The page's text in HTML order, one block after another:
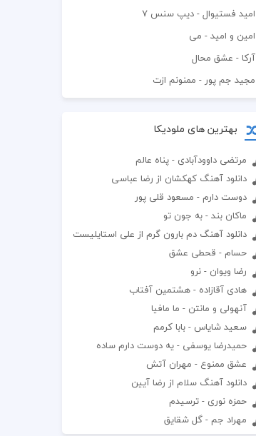
اميد فستيوال - ديپ سنس ۷
امین و امید - می
آرکا - عشق محال
مجید جم پور - ممنونم ازت
بهترین های ملودیکا
مرتضی داوودآبادی - پناه عالم
دانلود آهنگ کهکشان از رضا عباسی
دوست دارم - مسعود قلی پور
ماکان بند - به جون تو
دانلود آهنگ دم بارون گرم از علی استایلیست
حسام - قحطی عشق
رضا ویوان - نرو
هادی آقازاده - هشتمین آفتاب
آنهولی و مانتن - ما مافیا
سعید شایاس - بابا کرمم
حمیدرضا یوسفی - یه دوست دارم ساده
عشق ممنوع - مهران آتش
دانلود آهنگ سلام از رضا آیین
حمزه نوری - ترسیدم
مهراد جم - گل شقایق